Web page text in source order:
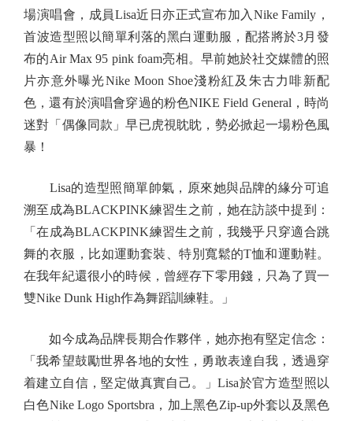
場演唱會，成員Lisa近日亦正式宣布加入Nike Family，
首波造型照以簡單利落的黑白運動服，配搭將於3月發
布的Air Max 95 pink foam亮相。早前她於社交媒體的照
片亦意外曝光Nike Moon Shoe淺粉紅及朱古力啡新配
色，還有於演唱會穿過的粉色NIKE Field General，時尚
迷對「偶像同款」早已虎視眈眈，勢必掀起一場粉色風
暴！
Lisa的造型照簡單帥氣，原來她與品牌的緣分可追
溯至成為BLACKPINK練習生之前，她在訪談中提到：
「在成為BLACKPINK練習生之前，我幾乎只穿適合跳
舞的衣服，比如運動套裝、特別寬鬆的T恤和運動鞋。
在我年紀還很小的時候，曾經存下零用錢，只為了買一
雙Nike Dunk High作為舞蹈訓練鞋。」
如今成為品牌長期合作夥伴，她亦抱有堅定信念：
「我希望鼓勵世界各地的女性，勇敢表達自我，透過穿
着建立自信，堅定做真實自己。」Lisa於官方造型照以
白色Nike Logo Sportsbra，加上黑色Zip-up外套以及黑色